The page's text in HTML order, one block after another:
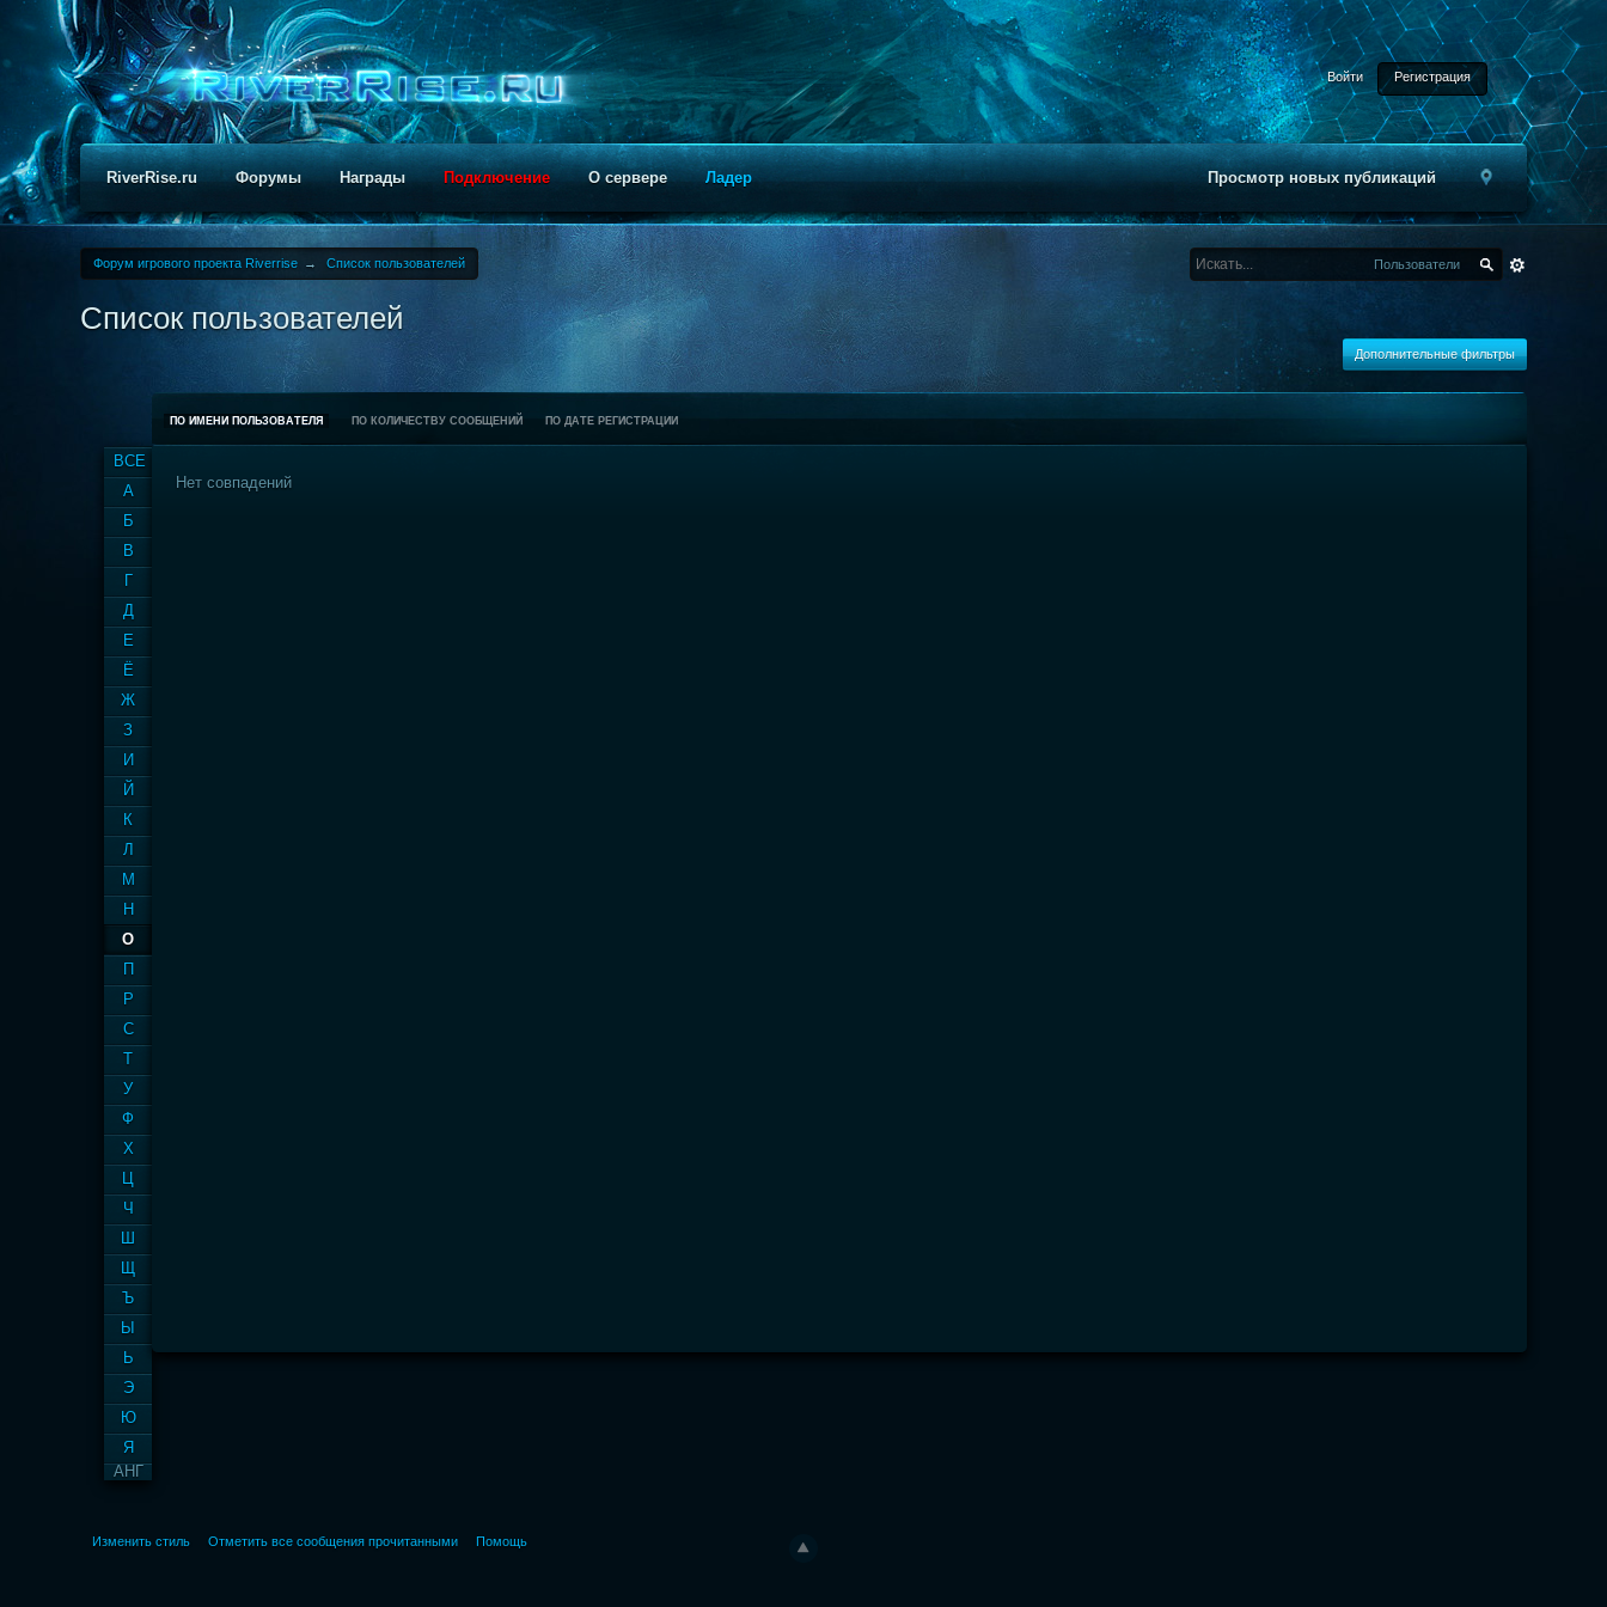
Войти Регистрация
Просмотр новых публикаций
RiverRise.ru Форумы Награды Подключение О сервере Ладер
Форум игрового проекта Riverrise → Список пользователей Пользователи
Список пользователей
Дополнительные фильтры
ВСЕ
А
Б
В
Г
Д
Е
Ё
Ж
З
И
Й
К
Л
М
Н
О
П
Р
С
Т
У
Ф
Х
Ц
Ч
Ш
Щ
Ъ
Ы
Ь
Э
Ю
Я
АНГ
ПО ИМЕНИ ПОЛЬЗОВАТЕЛЯ ПО КОЛИЧЕСТВУ СООБЩЕНИЙ ПО ДАТЕ РЕГИСТРАЦИИ
Нет совпадений
Изменить стиль Отметить все сообщения прочитанными Помощь